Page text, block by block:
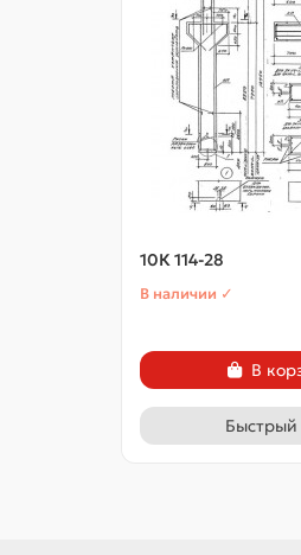
10К 114-28
В наличии ✓
В
Быстрый